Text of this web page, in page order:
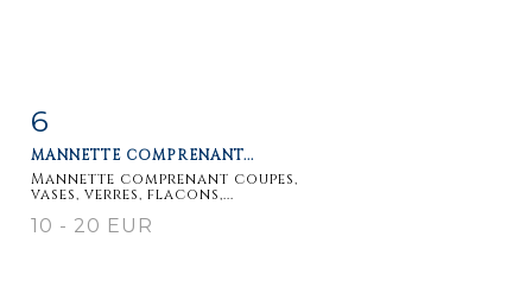
6
MANNETTE COMPRENANT...
Mannette comprenant coupes,
vases, verres, flacons,...
10 - 20 EUR